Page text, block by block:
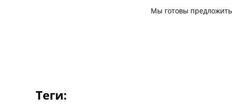
Мы готовы
Теги: